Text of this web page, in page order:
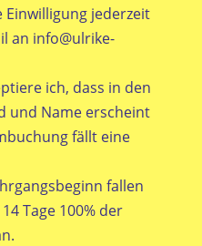
Einwilligung jederzeit
an info@ulrike-
ich, dass in den
und Name erscheint
fällt eine
fallen
Tage 100% der